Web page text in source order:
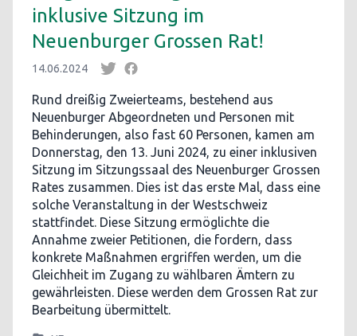
inklusive Sitzung im
Neuenburger Grossen Rat!
14.06.2024
Rund dreißig Zweierteams, bestehend aus
Neuenburger Abgeordneten und Personen mit
Behinderungen, also fast 60 Personen, kamen am
Donnerstag, den 13. Juni 2024, zu einer inklusiven
Sitzung im Sitzungssaal des Neuenburger Grossen
Rates zusammen. Dies ist das erste Mal, dass eine
solche Veranstaltung in der Westschweiz
stattfindet. Diese Sitzung ermöglichte die
Annahme zweier Petitionen, die fordern, dass
konkrete Maßnahmen ergriffen werden, um die
Gleichheit im Zugang zu wählbaren Ämtern zu
gewährleisten. Diese werden dem Grossen Rat zur
Bearbeitung übermittelt.